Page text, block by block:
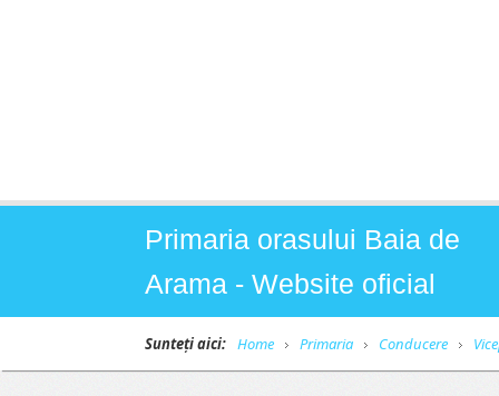
Primaria orasului Baia de
Arama - Website oficial
Sunteți aici: Home Primaria Conducere